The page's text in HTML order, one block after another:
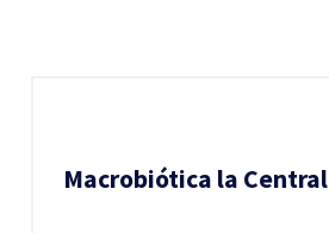
Macrobiótica la Central